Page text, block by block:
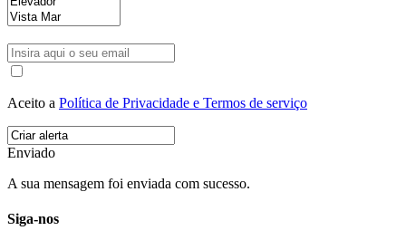
Aceito a Política de Privacidade e Termos de serviço
Enviado
A sua mensagem foi enviada com sucesso.
Siga-nos